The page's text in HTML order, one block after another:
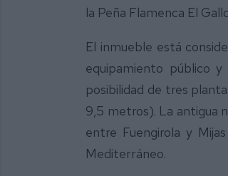
la Peña Flamenca El
El inmueble está
equipamiento público
posibilidad de tres
9,5 metros). La antigua
entre Fuengirola y
Mediterráneo.